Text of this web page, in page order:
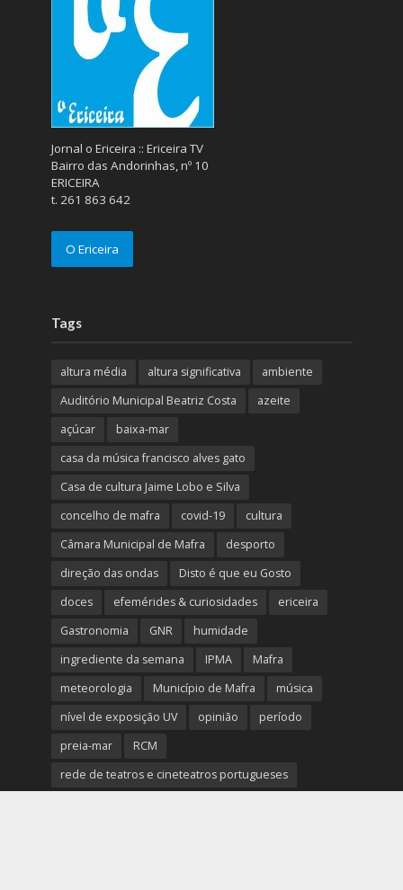
Jornal o Ericeira :: Ericeira TV
Bairro das Andorinhas, nº 10
ERICEIRA
t. 261 863 642
O Ericeira
Tags
altura média altura significativa
ambiente
Auditório Municipal Beatriz Costa
azeite
açúcar
baixa-mar
casa da música francisco alves gato
Casa de cultura Jaime Lobo e Silva
concelho de mafra
covid-19
cultura
Câmara Municipal de Mafra
desporto
direção das ondas
Disto é que eu Gosto
doces
efemérides & curiosidades
ericeira
Gastronomia
GNR
humidade
ingrediente da semana
IPMA
Mafra
meteorologia
Município de Mafra
música
nível de exposição UV
opinião
período
preia-mar
RCM
rede de teatros e cineteatros portugueses